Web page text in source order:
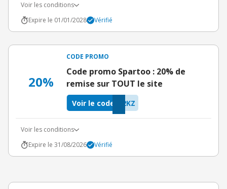
Voir les conditions
Expire le 01/01/2028
Vérifié
20%
CODE PROMO
Code promo Spartoo : 20% de
remise sur TOUT le site
2KZ
Voir le code
Voir les conditions
Expire le 31/08/2026
Vérifié